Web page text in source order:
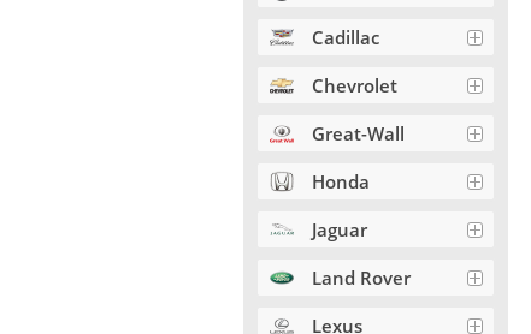
Cadillac
Chevrolet
Great-Wall
Honda
Jaguar
Land Rover
Lexus